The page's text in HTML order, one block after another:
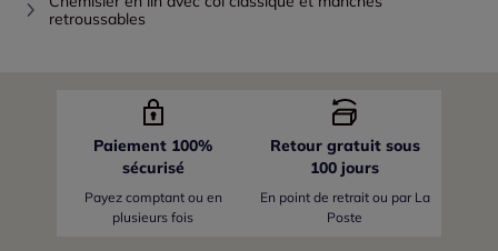
retroussables
Paiement 100%
sécurisé
Payez comptant ou en
plusieurs fois
Retour gratuit sous
100 jours
En point de retrait ou par La
Poste